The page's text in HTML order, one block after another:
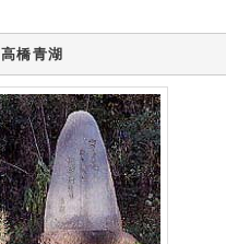
高橋青湖